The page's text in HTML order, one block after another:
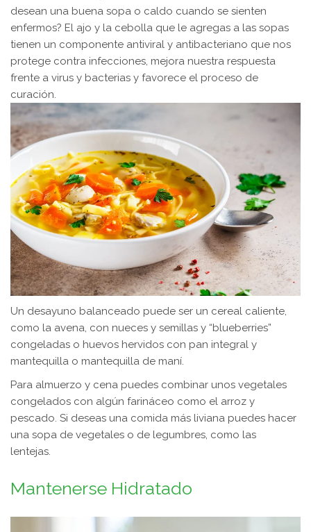
desean una buena sopa o caldo cuando se sienten
enfermos? El ajo y la cebolla que le agregas a las sopas
tienen un componente antiviral y antibacteriano que nos
protege contra infecciones, mejora nuestra respuesta
frente a virus y bacterias y favorece el proceso de
curación.
Un desayuno balanceado puede ser un cereal caliente,
como la avena, con nueces y semillas y “blueberries”
congeladas o huevos hervidos con pan integral y
mantequilla o mantequilla de maní.
Para almuerzo y cena puedes combinar unos vegetales
congelados con algún farináceo como el arroz y
pescado. Si deseas una comida más liviana puedes hacer
una sopa de vegetales o de legumbres, como las
lentejas.
Mantenerse Hidratado